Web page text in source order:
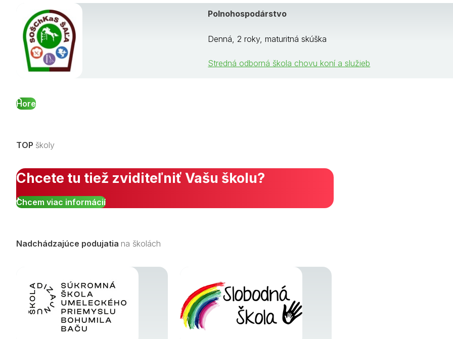
Polnohospodárstvo
Denná, 2 roky, maturitná skúška
Stredná odborná škola chovu koní a služieb
Hore
TOP školy
Chcete tu tiež zviditeľniť Vašu školu?
Chcem viac informácií
Nadchádzajúce podujatia na školách